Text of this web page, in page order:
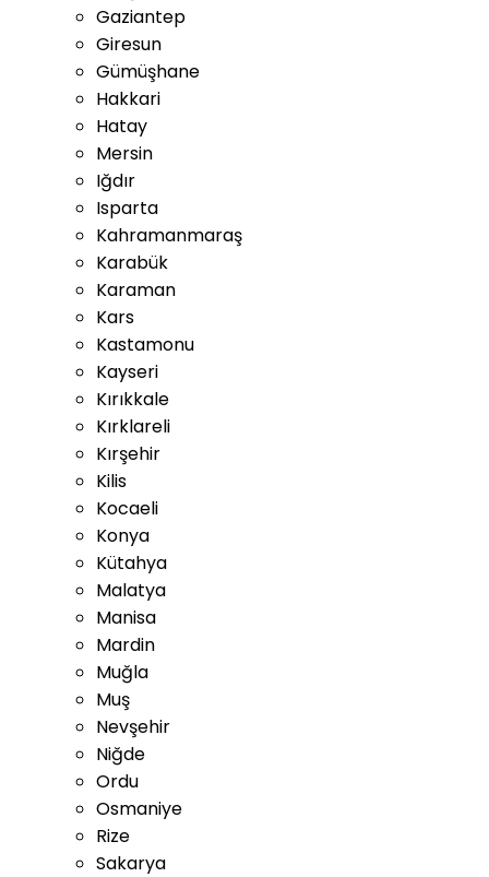
Gaziantep
Giresun
Gümüşhane
Hakkari
Hatay
Mersin
Iğdır
Isparta
Kahramanmaraş
Karabük
Karaman
Kars
Kastamonu
Kayseri
Kırıkkale
Kırklareli
Kırşehir
Kilis
Kocaeli
Konya
Kütahya
Malatya
Manisa
Mardin
Muğla
Muş
Nevşehir
Niğde
Ordu
Osmaniye
Rize
Sakarya